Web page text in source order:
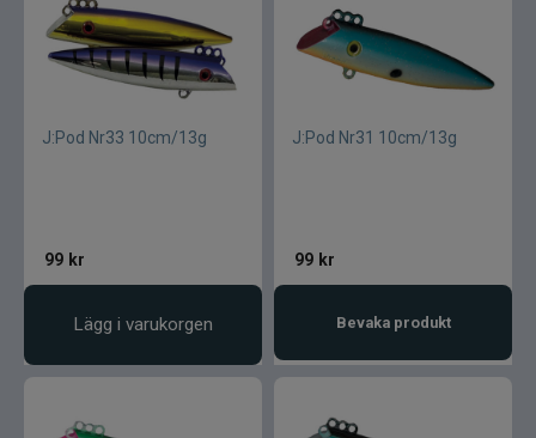
J:Pod Nr33 10cm/13g
99 kr
Lägg i varukorgen
J:Pod Nr31 10cm/13g
99 kr
Bevaka produkt